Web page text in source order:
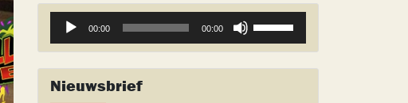
Audiospeler
00:00 00:00
Nieuwsbrief